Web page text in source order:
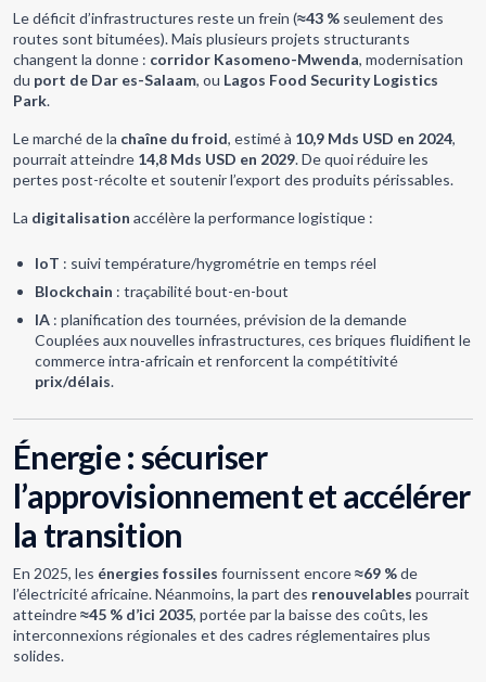
Le déficit d’infrastructures reste un frein (≈43 % seulement des
routes sont bitumées). Mais plusieurs projets structurants
changent la donne : corridor Kasomeno-Mwenda, modernisation
du port de Dar es-Salaam, ou Lagos Food Security Logistics
Park.
Le marché de la chaîne du froid, estimé à 10,9 Mds USD en 2024,
pourrait atteindre 14,8 Mds USD en 2029. De quoi réduire les
pertes post-récolte et soutenir l’export des produits périssables.
La digitalisation accélère la performance logistique :
IoT : suivi température/hygrométrie en temps réel
Blockchain : traçabilité bout-en-bout
IA : planification des tournées, prévision de la demande
Couplées aux nouvelles infrastructures, ces briques fluidifient le
commerce intra-africain et renforcent la compétitivité
prix/délais.
Énergie : sécuriser
l’approvisionnement et accélérer
la transition
En 2025, les énergies fossiles fournissent encore≈69 %de
l’électricité africaine. Néanmoins, la part des renouvelables pourrait
atteindre≈45 % d’ici 2035, portée par la baisse des coûts, les
interconnexions régionales et des cadres réglementaires plus
solides.